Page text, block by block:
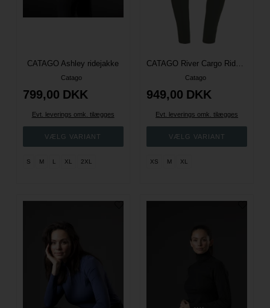
CATAGO Ashley ridejakke
Catago
799,00 DKK
Evt. leverings omk. tilægges
S M L XL 2XL
CATAGO River Cargo Ridetights Fuld Grip - Forest
Catago
949,00 DKK
Evt. leverings omk. tilægges
XS M XL